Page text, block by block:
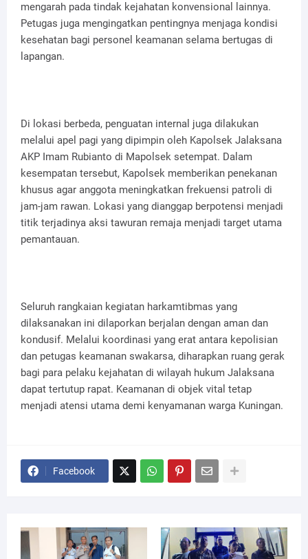
mengarah pada tindak kejahatan konvensional lainnya.
Petugas juga mengingatkan pentingnya menjaga kondisi
kesehatan bagi personel keamanan selama bertugas di
lapangan.
Di lokasi berbeda, penguatan internal juga dilakukan
melalui apel pagi yang dipimpin oleh Kapolsek Jalaksana
AKP Imam Rubianto di Mapolsek setempat. Dalam
kesempatan tersebut, Kapolsek memberikan penekanan
khusus agar anggota meningkatkan frekuensi patroli di
jam-jam rawan. Lokasi yang dianggap berpotensi menjadi
titik terjadinya aksi tawuran remaja menjadi target utama
pemantauan.
Seluruh rangkaian kegiatan harkamtibmas yang
dilaksanakan ini dilaporkan berjalan dengan aman dan
kondusif. Melalui koordinasi yang erat antara kepolisian
dan petugas keamanan swakarsa, diharapkan ruang gerak
bagi para pelaku kejahatan di wilayah hukum Jalaksana
dapat tertutup rapat. Keamanan di objek vital tetap
menjadi atensi utama demi kenyamanan warga Kuningan.
Facebook